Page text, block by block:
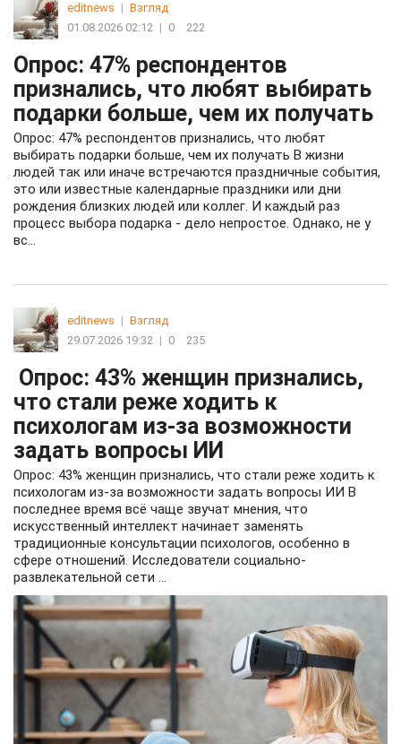
editnews | Взгляд
01.08.2026 02:12 | 0 222
Опрос: 47% респондентов
признались, что любят выбирать
подарки больше, чем их получать
Опрос: 47% респондентов признались, что любят
выбирать подарки больше, чем их получать В жизни
людей так или иначе встречаются праздничные события,
это или известные календарные праздники или дни
рождения близких людей или коллег. И каждый раз
процесс выбора подарка - дело непростое. Однако, не у
вс...
editnews | Взгляд
29.07.2026 19:32 | 0 235
Опрос: 43% женщин признались,
что стали реже ходить к
психологам из-за возможности
задать вопросы ИИ
Опрос: 43% женщин признались, что стали реже ходить к
психологам из-за возможности задать вопросы ИИ В
последнее время всё чаще звучат мнения, что
искусственный интеллект начинает заменять
традиционные консультации психологов, особенно в
сфере отношений. Исследователи социально-
развлекательной сети ...